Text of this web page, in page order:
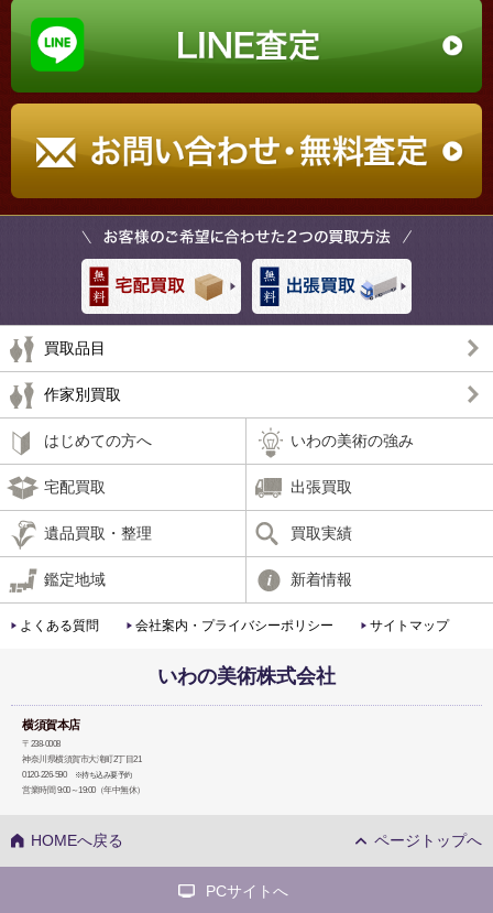
買取品目
作家別買取
はじめての方へ いわの美術の強み
宅配買取 出張買取
遺品買取・整理 買取実績
鑑定地域 新着情報
よくある質問 会社案内・プライバシーポリシー サイトマップ
いわの美術株式会社
横須賀本店
〒238-0008
神奈川県横須賀市大滝町2丁目21
0120-226-590
※持ち込み要予約
営業時間 9:00～19:00（年中無休）
HOMEへ戻る ページトップへ
PCサイトへ